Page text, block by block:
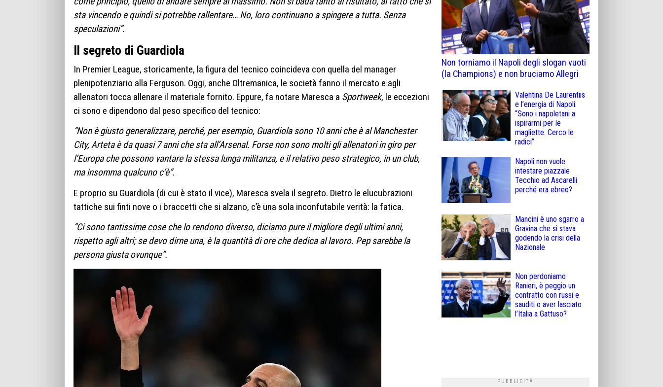
sta vincendo e quindi si potrebbe rallentare… No, loro continuano a spingere a tutta. Senza
speculazioni”.
Il segreto di Guardiola
In Premier League, storicamente, la figura del tecnico coincideva con quella del manager
plenipotenziario alla Ferguson. Oggi, anche Oltremanica, le società fanno il mercato e agli
allenatori tocca allenare il materiale fornito. Eppure, fa notare Maresca a Sportweek, le eccezioni
ci sono e dipendono dal peso specifico del tecnico:
“Non è giusto generalizzare, perché, per esempio, Guardiola sono 10 anni che è al Manchester
City, Arteta è da quasi 7 anni che sta all’Arsenal. Forse non sono molti gli allenatori in giro per
l’Europa che possono vantare la stessa lunga militanza, e il relativo peso strategico, in un club,
ma insomma qualcuno c’è”.
E proprio su Guardiola (di cui è stato il vice), Maresca svela il segreto. Dietro le elucubrazioni
tattiche sui finti nove o i braccetti che si alzano, c’è una sola inconfutabile verità: la fatica.
“Ci sono tantissime cose che lo rendono diverso, diciamo pure il migliore degli ultimi anni,
rispetto agli altri; se devo dirne una, è la quantità di ore che dedica al lavoro. Pep sarebbe la
persona giusta ovunque”.
Non torniamo il Napoli degli slogan vuoti
(la Champions) e non bruciamo Allegri
Valentina De Laurentiis
e l’energia di Napoli:
“Sono i napoletani a
ispirarmi per le
magliette. Cerco le
radici”
Napoli non vuole
intestare piazzale
Tecchio ad Ascarelli
perché era ebreo?
Mancini è uno sgarro a
Gravina che si stava
godendo la crisi della
Nazionale
Non perdoniamo
Ranieri, è peggio un
contratto con russi e
sauditi o aver lasciato
l’Italia a Gattuso?